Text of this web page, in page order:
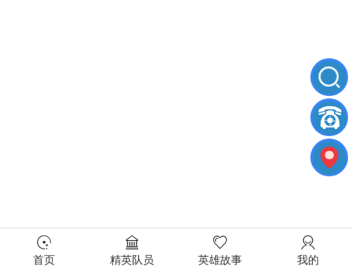
首页 精英队员 英雄故事 我的